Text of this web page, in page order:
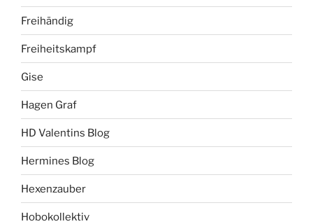
Freihändig
Freiheitskampf
Gise
Hagen Graf
HD Valentins Blog
Hermines Blog
Hexenzauber
Hobokollektiv